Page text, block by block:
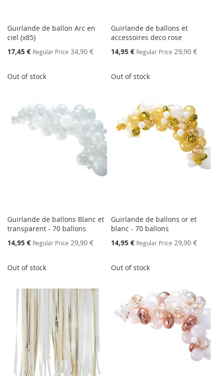
Guirlande de ballon Arc en
ciel (x85)
Special
17,45 € Regular Price 34,90 €
Out of stock
Guirlande de ballons et
accessoires deco rose
Special
14,95 € Regular Price 29,90 €
Out of stock
Guirlande de ballons Blanc et
transparent - 70 ballons
Special
Price
14,95 € Regular Price 29,90 €
Out of stock
Guirlande de ballons or et
blanc - 70 ballons
Special
Price
14,95 € Regular Price 29,90 €
Out of stock